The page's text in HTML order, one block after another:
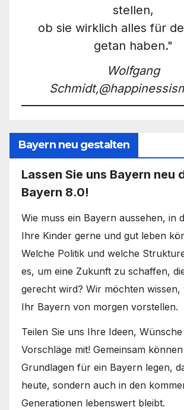
stellen,
ob sie wirklich alles für
getan haben."
Wolfgang
Bayern neu gestalten
Lassen Sie uns Bayern neu
Bayern 8.0!
Wie muss ein Bayern aussehen, in
Ihre Kinder gerne und gut leben
Welche Politik und welche
es, um eine Zukunft zu schaffen,
gerecht wird? Wir möchten wissen,
Ihr Bayern von morgen vorstellen.
Teilen Sie uns Ihre Ideen,
Vorschläge mit! Gemeinsam
Grundlagen für ein Bayern legen,
heute, sondern auch in den
Generationen lebenswert bleibt.